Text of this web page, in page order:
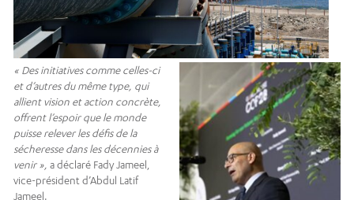
« Des initiatives comme celles-ci
et d’autres du même type, qui
allient vision et action concrète,
offrent l’espoir que le monde
puisse relever les défis de la
sécheresse dans les décennies à
venir », a déclaré Fady Jameel,
vice-président d’Abdul Latif
Jameel.